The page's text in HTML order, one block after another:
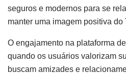
seguros e modernos para se
manter uma imagem positiva do
O engajamento na plataforma
quando os usuários valorizam
buscam amizades e